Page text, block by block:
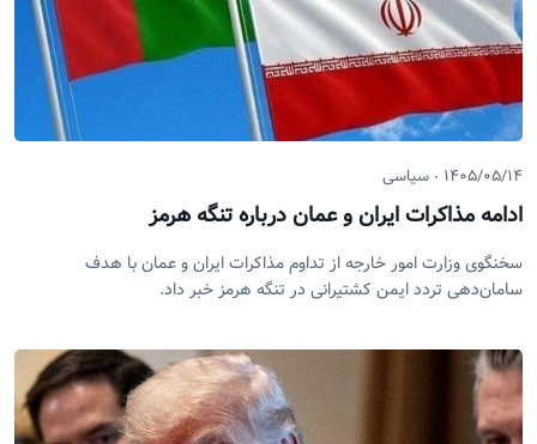
۱۴۰۵/۰۵/۱۴ سیاسی
ادامه مذاکرات ایران و عمان درباره تنگه هرمز
سخنگوی وزارت امور خارجه از تداوم مذاکرات ایران و عمان با هدف
سامان‌دهی تردد ایمن کشتیرانی در تنگه هرمز خبر داد.